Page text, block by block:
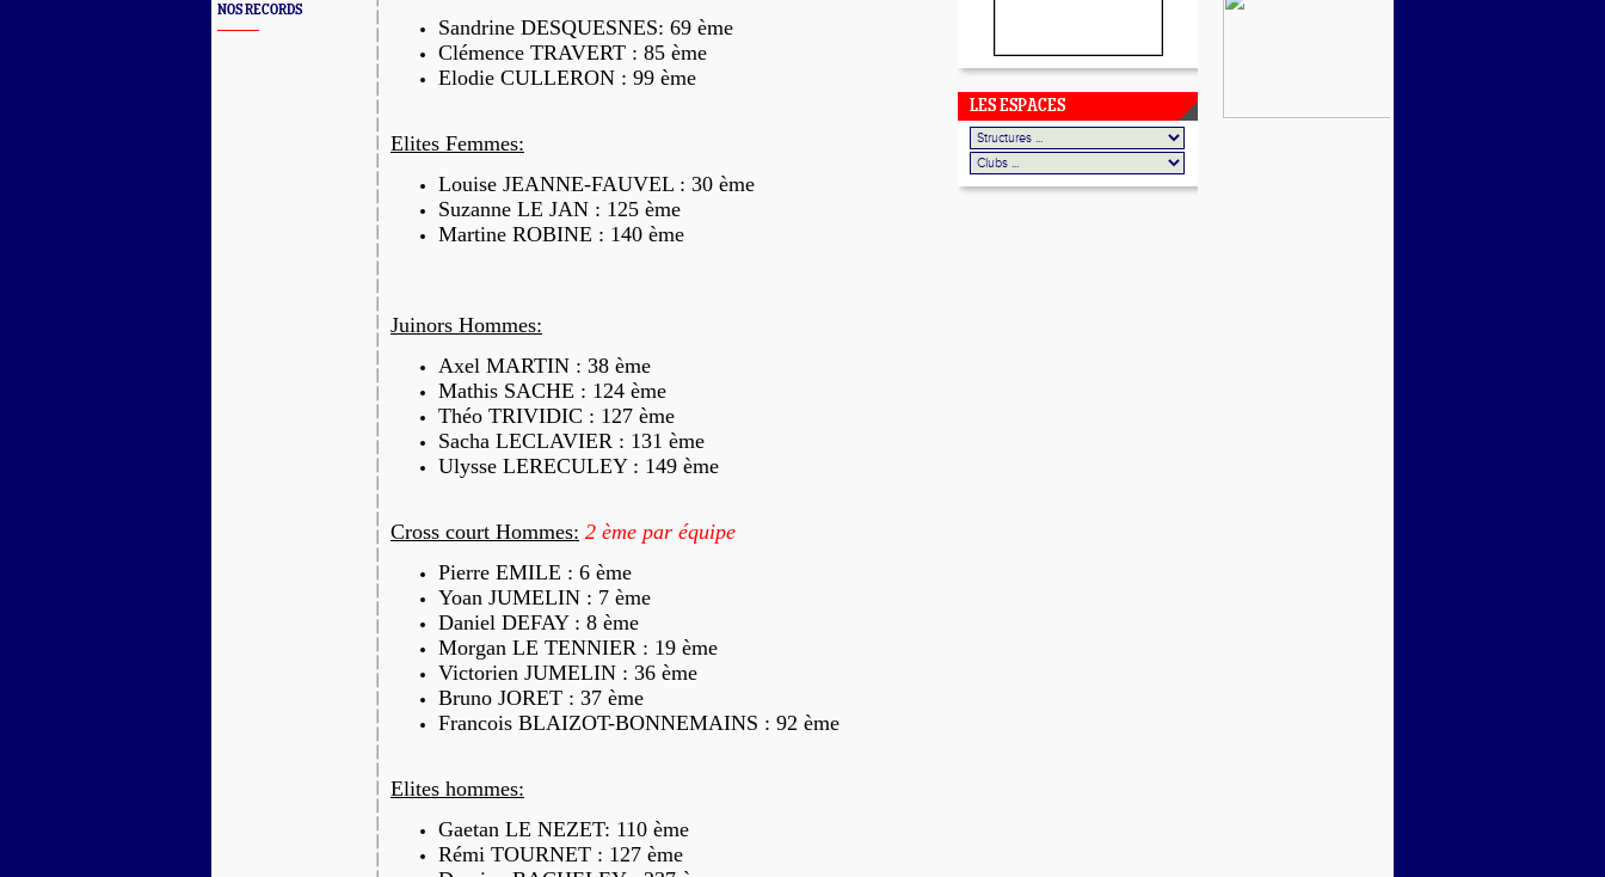
NOS RECORDS
Sandrine DESQUESNES: 69 ème
Clémence TRAVERT : 85 ème
Elodie CULLERON : 99 ème
Elites Femmes:
Louise JEANNE-FAUVEL : 30 ème
Suzanne LE JAN : 125 ème
Martine ROBINE : 140 ème
Juinors Hommes:
Axel MARTIN : 38 ème
Mathis SACHE : 124 ème
Théo TRIVIDIC : 127 ème
Sacha LECLAVIER : 131 ème
Ulysse LERECULEY : 149 ème
Cross court Hommes: 2 ème par équipe
Pierre EMILE : 6 ème
Yoan JUMELIN : 7 ème
Daniel DEFAY : 8 ème
Morgan LE TENNIER : 19 ème
Victorien JUMELIN : 36 ème
Bruno JORET : 37 ème
Francois BLAIZOT-BONNEMAINS : 92 ème
Elites hommes:
Gaetan LE NEZET: 110 ème
Rémi TOURNET : 127 ème
LES ESPACES